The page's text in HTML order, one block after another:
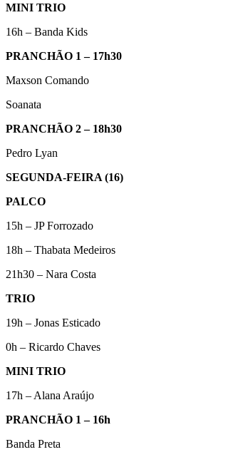
MINI TRIO
16h – Banda Kids
PRANCHÃO 1 – 17h30
Maxson Comando
Soanata
PRANCHÃO 2 – 18h30
Pedro Lyan
SEGUNDA-FEIRA (16)
PALCO
15h – JP Forrozado
18h – Thabata Medeiros
21h30 – Nara Costa
TRIO
19h – Jonas Esticado
0h – Ricardo Chaves
MINI TRIO
17h – Alana Araújo
PRANCHÃO 1 – 16h
Banda Preta